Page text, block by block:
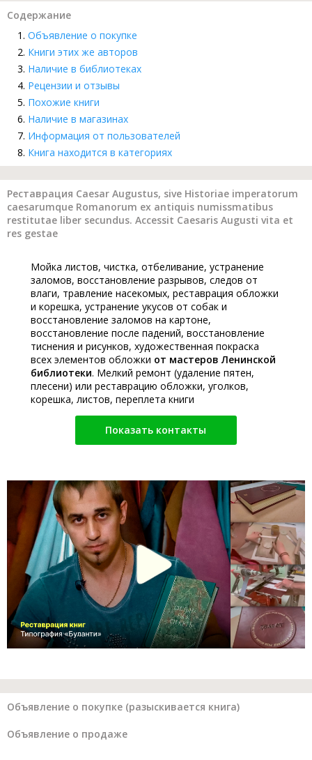
Содержание
Объявление о покупке
Книги этих же авторов
Наличие в библиотеках
Рецензии и отзывы
Похожие книги
Наличие в магазинах
Информация от пользователей
Книга находится в категориях
Реставрация Caesar Augustus, sive Historiae imperatorum
caesarumque Romanorum ex antiquis numissmatibus
restitutae liber secundus. Accessit Caesaris Augusti vita et
res gestae
Мойка листов, чистка, отбеливание, устранение
заломов, восстановление разрывов, следов от
влаги, травление насекомых, реставрация обложки
и корешка, устранение укусов от собак и
восстановление заломов на картоне,
восстановление после падений, восстановление
тиснения и рисунков, художественная покраска
всех элементов обложки от мастеров Ленинской
библиотеки. Мелкий ремонт (удаление пятен,
плесени) или реставрацию обложки, уголков,
корешка, листов, переплета книги
Показать контакты
Объявление о покупке (разыскивается книга)
Объявление о продаже